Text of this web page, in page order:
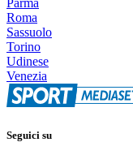
Parma
Roma
Sassuolo
Torino
Udinese
Venezia
Seguici su